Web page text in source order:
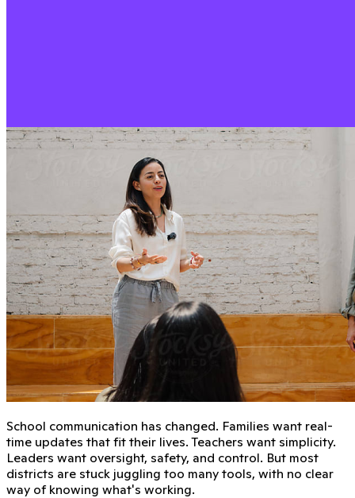
School communication has changed. Families want real-
time updates that fit their lives. Teachers want simplicity.
Leaders want oversight, safety, and control. But most
districts are stuck juggling too many tools, with no clear
way of knowing what's working.